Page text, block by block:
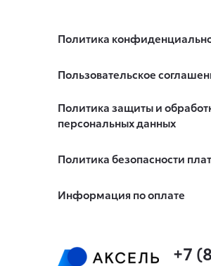
Политика
Пользовательское
Политика защиты и
персональных данных
Политика безопасности
Информация по оплате
+7